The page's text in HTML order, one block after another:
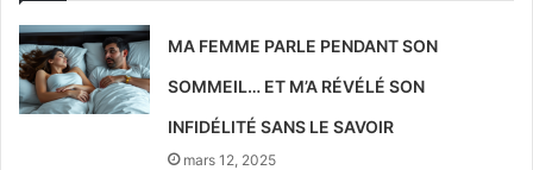
MA FEMME PARLE PENDANT SON
SOMMEIL… ET M’A RÉVÉLÉ SON
INFIDÉLITÉ SANS LE SAVOIR
mars 12, 2025